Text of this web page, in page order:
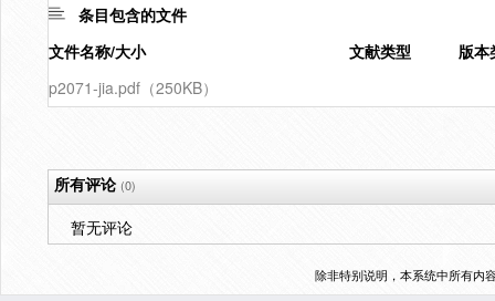
条目包含的文件
文件名称/大小
文献类型
版本
p2071-jia.pdf（250KB）
所有评论(0)
暂无评论
除非特别说明，本系统中所有内